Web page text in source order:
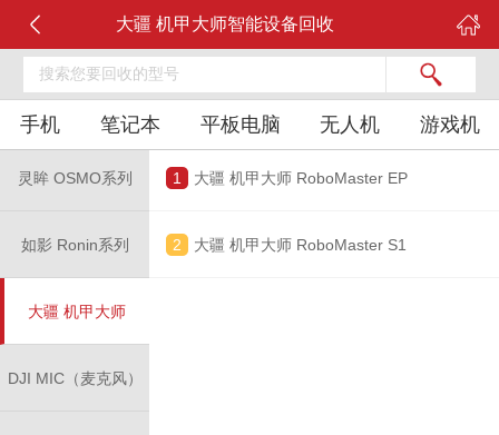
大疆 机甲大师智能设备回收
手机 笔记本 平板电脑 无人机 游戏机
灵眸 OSMO系列
如影 Ronin系列
大疆 机甲大师
DJI MIC（麦克风）
1 大疆 机甲大师 RoboMaster EP
2 大疆 机甲大师 RoboMaster S1